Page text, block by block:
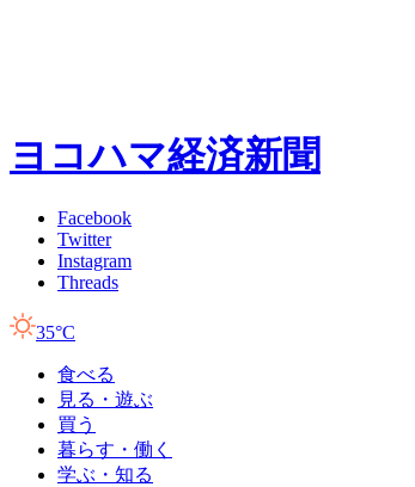
ヨコハマ経済新聞
Facebook
Twitter
Instagram
Threads
35°C
食べる
見る・遊ぶ
買う
暮らす・働く
学ぶ・知る